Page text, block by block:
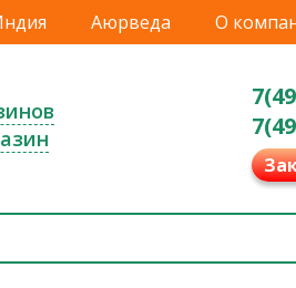
Аюрведа О